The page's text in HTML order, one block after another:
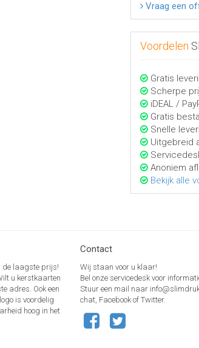
Vraag een
Voordelen
Gratis
Scherpe
iDEAL /
Gratis
Snelle
Uitgebreid
Anoniem
Bekijk alle
de laagste prijs!
u kerstkaarten
adres. Ook een
is voordelig
hoog in het
Contact
Wij staan voor u klaar!
Bel onze servicedesk voor
Stuur een mail naar
chat, Facebook of Twitter.